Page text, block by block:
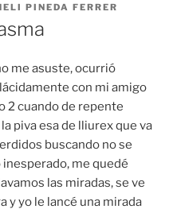
PINEDA FERRER
me asuste, ocurrió
con mi amigo
2 cuando de repente
piva esa de lliurex que va
buscando no se
me quedé
las miradas, se ve
y yo le lancé una mirada